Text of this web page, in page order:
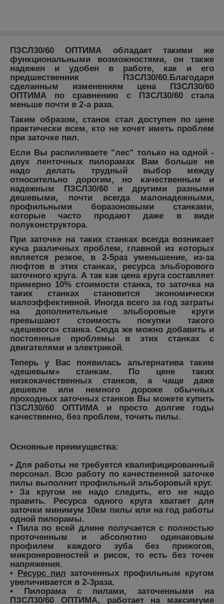
ПЗСЛ30/60 ОПТИМА обладает такими же
функциональными возможностями, он также
надежен и удобен в работе, как и его
предшественник ПЗСЛ30/60.Благодаря
сделанным изменениям цена ПЗСЛ30/60
ОПТИМА по сравнению с ПЗСЛ30/60 стала
меньше почти в 2-а раза.
Таким образом,станок стал доступен по цене
практически всем, кто не хочет иметь проблем
при заточке пил.
Если Вы распиливаете "лес" только на одной -
двух ленточных пилорамах Вам больше не
надо делать трудный выбор между
относительно дорогим, но качественным и
надежным ПЗСЛ30/60 и другими разными
дешевыми, почти всегда малонадежными,
профильными боразоновыми станками,
которые часто продают даже в виде
полуконструктора.
При заточке на таких станках всегда возникает
куча различных проблем, главной из которых
является резкое, в 2-5раз уменьшение, из-за
люфтов в этих станках, ресурса эльборового
заточного круга. А так как цена круга составляет
примерно 10% стоимости станка, то заточка на
таких станках становится экономически
малоэффективной. Иногда всего за год затраты
на дополнительные эльборовые круги
превышают стоимость покупки такого
«дешевого» станка. Сюда же можно добавить и
постоянные проблемы в этих станках с
двигателями и электрикой.
Теперь у Вас появилась альтернатива таким
«дешевым» станкам. По цене таких
низкокачественных станков, а чаще даже
дешевле или немного дороже обычных
проходных заточных станков Вы можете купить
ПЗСЛ30/60 ОПТИМА и просто долгие годы
качественно, без проблем, точить пилы.
Основные преимущества:
• Для работы не требуется квалифицированный
персонал. Всю работу по качественной заточке
пилы выполнит профильный эльборовый круг.
• За кругом не надо следить, его не надо
править. Ресурса одного круга хватает для
заточки минимум 10км пилы или на год работы
одной пилорамы.
• Пила по всей длине получается с полностью
проточенным и абсолютно одинаковым
профилем каждого зуба без прижогов,
микронеровностей и рисок, то есть без точек
напряжения.
• Ресурс пил заточенных профильным кругом
увеличивается в 2-3раза.
• Пилорама с пилами, заточенными на
ПЗСЛ30/60 ОПТИМА, работает на максимуме